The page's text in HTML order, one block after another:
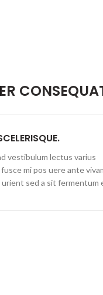
vestibulum lectus varius
mi pos uere ante
sed a sit fermentum